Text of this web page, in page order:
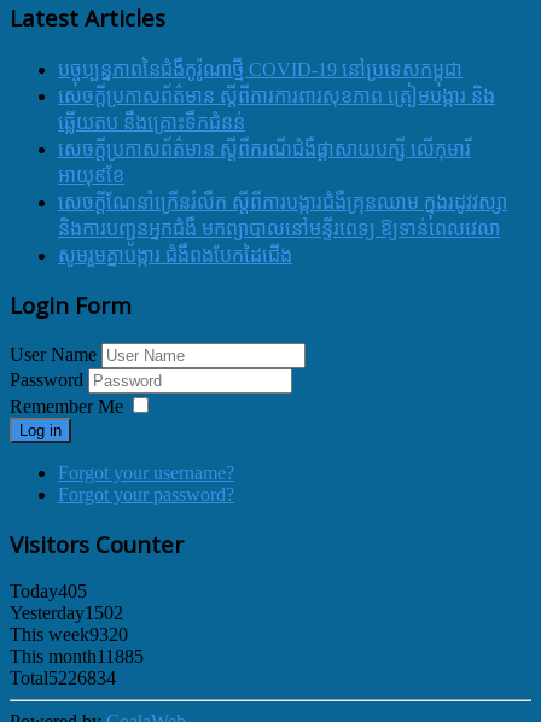
Latest Articles
បច្ចុប្បន្នភាពនៃជំងឺកូរ៉ូណាថ្មី COVID-19 នៅប្រទេសកម្ពុជា
សេចក្តីប្រកាសព័ត៌មាន ស្តីពីការការពារសុខភាព ត្រៀមបង្ការ និង
ឆ្លើយតប នឹងគ្រោះទឹកជំនន់
សេចក្តីប្រកាសព័ត៌មាន ស្តីពីករណីជំងឺផ្តាសាយបក្សី លើកុមារី
អាយុ៩ខែ
សេចក្ដីណែនាំក្រើនរំលឹក ស្ដីពីការបង្ការជំងឺគ្រុនឈាម ក្នុងរដូវវស្សា
និងការបញ្ជូនអ្នកជំងឺ មកព្យាបាលនៅមន្ទីរពេទ្យ ឱ្យទាន់ពេលវេលា
សូមរួមគ្នាបង្ការ ជំងឺពងបែកដៃជើង
Login Form
User Name
Password
Remember Me
Log in
Forgot your username?
Forgot your password?
Visitors Counter
Today405
Yesterday1502
This week9320
This month11885
Total5226834